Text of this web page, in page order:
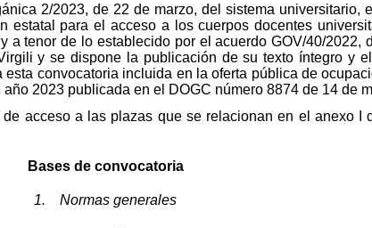
2/2023, de 22 de marzo, del sistema universitario,
para el acceso a los cuerpos docentes
tenor de lo establecido por el acuerdo GOV/40/2022,
y se dispone la publicación de su texto íntegro y
convocatoria incluida en la oferta pública de
2023 publicada en el DOGC número 8874 de 14 de
acceso a las plazas que se relacionan en el anexo I
Bases de convocatoria
1. Normas generales